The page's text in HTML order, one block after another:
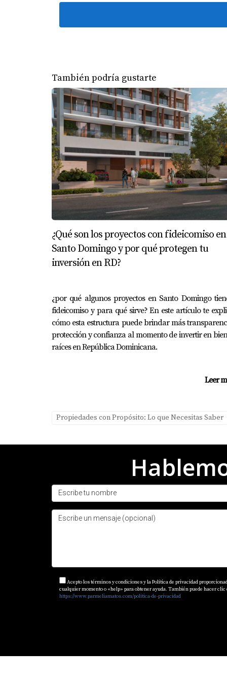
Calcular el ROI es un proceso relativamente
PORCENTAJE
En general, se considera que una
mercados estables, mientras que un
FACTORES QUE
La rentabilidad inmobiliaria no solo
Ubicación
ingresos por alquiler y mayor plusvalía a
Gestión
Una gestión eficiente puede hacer o
costos innecesarios.
Tipo de Propiedad
El tipo de propiedad también juega un
vacacionales dependiendo del mercado local.
RECOMENDACIONES
las tendencias actuales. 2. **Evalúa todos los
una sola propiedad; diversificar puede
permitirá adaptarte mejor.
CONCLUSIÓN
Entender qué se considera una buena
preguntas sobre cómo empezar en este
merece ser brillante!
¿Qué porcentaje se considera una
Se considera atractiva una rentabilidad
También podría gustarte
¿Qué son los proyectos con fideicomiso en
Santo Domingo y por qué protegen tu
inversión en RD?
¿por qué algunos proyectos en Santo Domingo
fideicomiso y para qué sirve? En este artículo te
cómo esta estructura puede brindar más
protección y confianza al momento de invertir en
raíces en República Dominicana.
Leer
Propiedades con Propósito: Lo que Necesitas Saber
Acepto los términos y condiciones y la Política de privacidad
cualquier momento o «help» para obtener ayuda. También puede hacer
https://www.parmeliamatos.com/politica-de-privacidad